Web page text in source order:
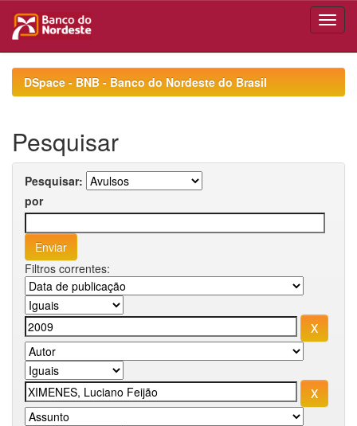
navigationDSpace - BNB - Banco do Nordeste do Brasil
Pesquisar
Pesquisar:
por
Filtros correntes: